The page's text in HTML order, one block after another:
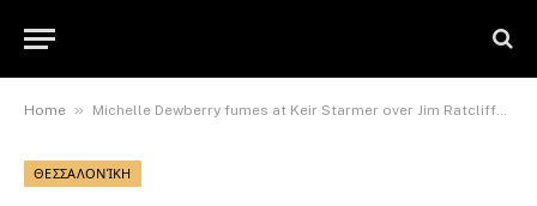
Home » Michelle Dewberry fumes at Keir Starmer over Jim Ratcliffe apology demand amid ‘colonisation’ comment row
ΘΕΣΣΑΛΟΝΊΚΗ